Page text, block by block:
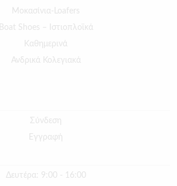
Μοκασίνια-Loafers
Boat Shoes – Ιστιοπλοϊκά
Καθημερινά
Ανδρικά Κολεγιακά
Σύνδεση
Εγγραφή
Δευτέρα: 9:00 - 16:00